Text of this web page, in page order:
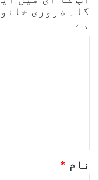
گا۔
ضروری
ہے
نام *